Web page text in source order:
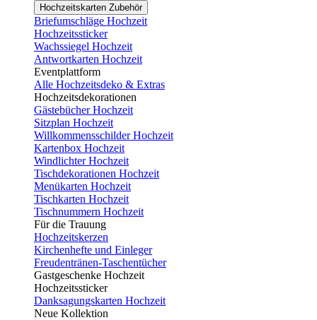
Hochzeitskarten Zubehör
Briefumschläge Hochzeit
Hochzeitssticker
Wachssiegel Hochzeit
Antwortkarten Hochzeit
Eventplattform
Alle Hochzeitsdeko & Extras
Hochzeitsdekorationen
Gästebücher Hochzeit
Sitzplan Hochzeit
Willkommensschilder Hochzeit
Kartenbox Hochzeit
Windlichter Hochzeit
Tischdekorationen Hochzeit
Menükarten Hochzeit
Tischkarten Hochzeit
Tischnummern Hochzeit
Für die Trauung
Hochzeitskerzen
Kirchenhefte und Einleger
Freudentränen-Taschentücher
Gastgeschenke Hochzeit
Hochzeitssticker
Danksagungskarten Hochzeit
Neue Kollektion